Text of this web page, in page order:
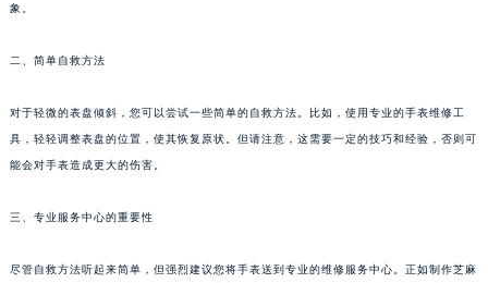
象。
二、简单自救方法
对于轻微的表盘倾斜，您可以尝试一些简单的自救方法。比如，使用专业的手表维修工
具，轻轻调整表盘的位置，使其恢复原状。但请注意，这需要一定的技巧和经验，否则可
能会对手表造成更大的伤害。
三、专业服务中心的重要性
尽管自救方法听起来简单，但强烈建议您将手表送到专业的维修服务中心。正如制作芝麻